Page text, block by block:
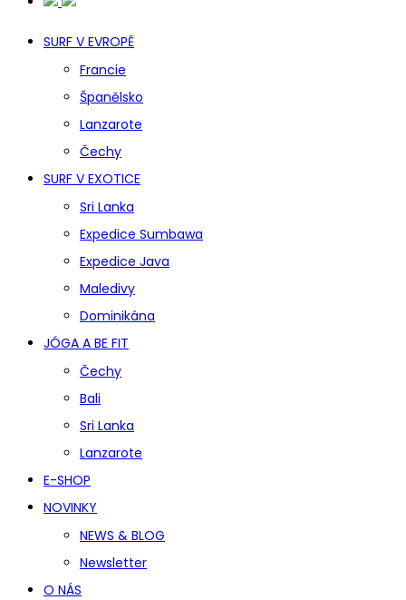
SURF V EVROPĚ
Francie
Španělsko
Lanzarote
Čechy
SURF V EXOTICE
Sri Lanka
Expedice Sumbawa
Expedice Java
Maledivy
Dominikána
JÓGA A BE FIT
Čechy
Bali
Sri Lanka
Lanzarote
E-SHOP
NOVINKY
NEWS & BLOG
Newsletter
O NÁS